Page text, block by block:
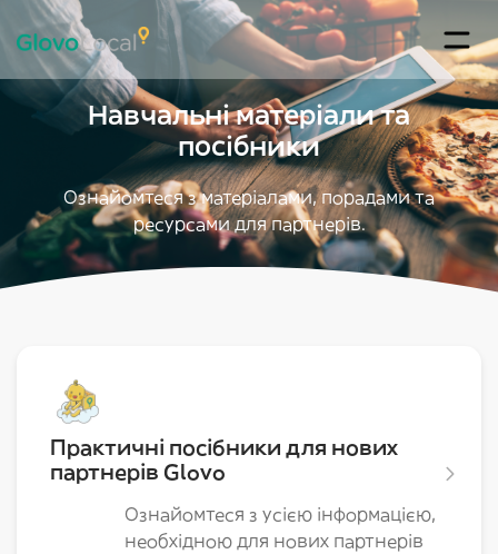
Навчальні матеріали та
посібники
Ознайомтеся з матеріалами, порадами та
ресурсами для партнерів.
Практичні посібники для нових
партнерів Glovo
Ознайомтеся з усією інформацією,
необхідною для нових партнерів